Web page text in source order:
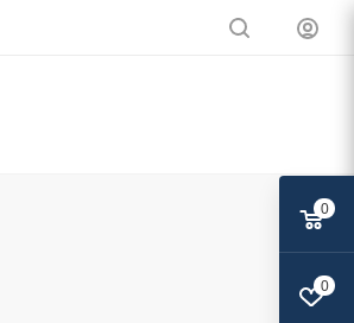
Поделиться:
0
0